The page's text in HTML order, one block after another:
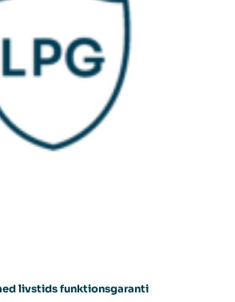
livstids funktionsgaranti